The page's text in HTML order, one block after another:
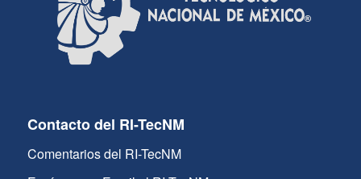
Contacto del RI-TecNM
Comentarios del RI-TecNM